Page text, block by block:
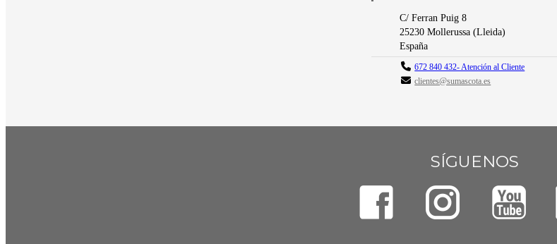
C/ Ferran Puig 8
25230 Mollerussa(Lleida)
España
672 840 432- Atención al Cliente
clientes@sumascota.es
SÍGUENOS